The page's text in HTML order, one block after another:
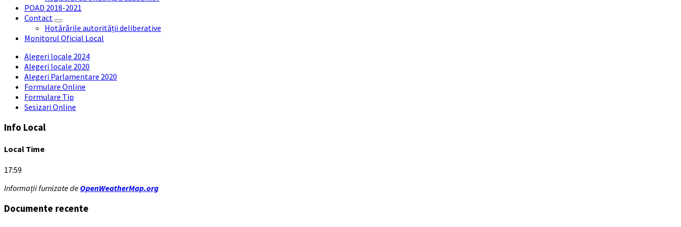
POAD 2018-2021
Contact
Hotărârile autorității deliberative
Monitorul Oficial Local
Alegeri locale 2024
Alegeri locale 2020
Alegeri Parlamentare 2020
Formulare Online
Formulare Tip
Sesizari Online
Info Local
Local Time
17:59
Informații furnizate de OpenWeatherMap.org
Documente recente